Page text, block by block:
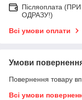
Післяоплата
ОДРАЗУ!)
Всі умови оплати
Умови
Повернення товару
Всі умови